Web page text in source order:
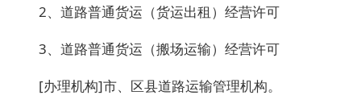
2、道路普通货运（货运出租）经营许可
3、道路普通货运（搬场运输）经营许可
[办理机构]市、区县道路运输管理机构。